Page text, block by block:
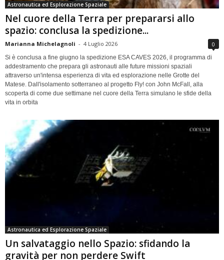
Astronautica ed Esplorazione Spaziale
Nel cuore della Terra per prepararsi allo
spazio: conclusa la spedizione...
Marianna Michelagnoli - 4 Luglio 2026 0
Si è conclusa a fine giugno la spedizione ESA CAVES 2026, il programma di
addestramento che prepara gli astronauti alle future missioni spaziali
attraverso un'intensa esperienza di vita ed esplorazione nelle Grotte del
Matese. Dall'isolamento sotterraneo al progetto Fly! con John McFall, alla
scoperta di come due settimane nel cuore della Terra simulano le sfide della
vita in orbita
Astronautica ed Esplorazione Spaziale
Un salvataggio nello Spazio: sfidando la
gravità per non perdere Swift